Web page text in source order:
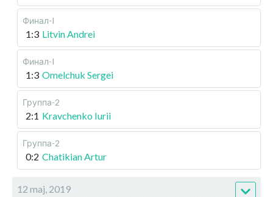
Финал-I
1:3 Litvin Andrei
Финал-I
1:3 Omelchuk Sergei
Группа-2
2:1 Kravchenko Iurii
Группа-2
0:2 Chatikian Artur
12 maj, 2019